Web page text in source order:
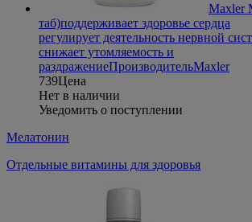
Maxler
таб)поддерживает здоровье сердца
регулирует деятельность нервной
снижает утомляемость и
раздражениеПроизводительMaxler
739Цена
Нет в наличии
Уведомить о поступлении
Мелатонин
Отдельные витамины для здоровья